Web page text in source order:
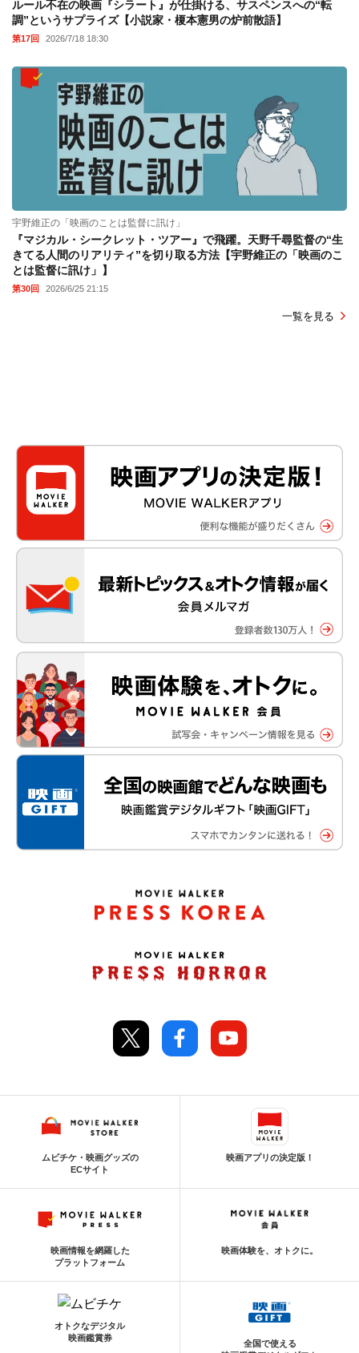
ルール不在の映画『シラート』が仕掛ける、サスペンスへの“転
調”というサプライズ【小説家・榎本憲男の炉前散語】
第17回 2026/7/18 18:30
宇野維正の「映画のことは監督に訊け」
『マジカル・シークレット・ツアー』で飛躍。天野千尋監督の“生
きてる人間のリアリティ”を切り取る方法【宇野維正の「映画のこ
とは監督に訊け」】
第30回 2026/6/25 21:15
一覧を見る
ムビチケ・映画グッズの
ECサイト
映画アプリの決定版！
映画情報を網羅した
プラットフォーム
映画体験を、オトクに。
オトクなデジタル
映画鑑賞券
全国で使える